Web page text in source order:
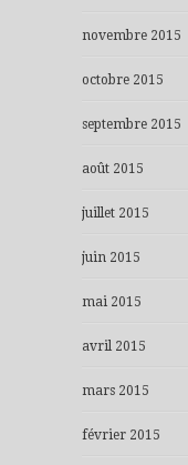
novembre 2015
octobre 2015
septembre 2015
août 2015
juillet 2015
juin 2015
mai 2015
avril 2015
mars 2015
février 2015